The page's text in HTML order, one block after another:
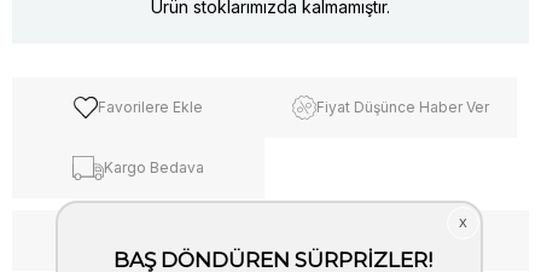
Ürün stoklarımızda kalmamıştır.
Favorilere Ekle Fiyat Düşünce Haber Ver
Kargo Bedava